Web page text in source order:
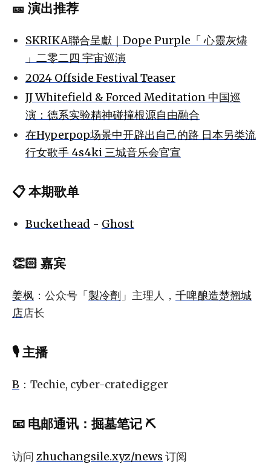
🎫 演出推荐
SKRIKA聯合呈獻｜Dope Purple「 心靈灰燼
」二零二四 宇宙巡演
2024 Offside Festival Teaser
JJ Whitefield & Forced Meditation 中国巡
演：德系实验精神碰撞根源自由融合
在Hyperpop场景中开辟出自己的路 日本另类流
行女歌手 4s4ki 三城音乐会官宣
📋 本期歌单
Buckethead - Ghost
👏🏻 嘉宾
姜枫 ：公众号「製冷劑 」主理人， 千啤酿造楚翘城
店店长
🎙 主播
B ：Techie, cyber-cratedigger
📧 电邮通讯 ： 掘墓笔记 ⛏️
访问 zhuchangsile.xyz/news 订阅